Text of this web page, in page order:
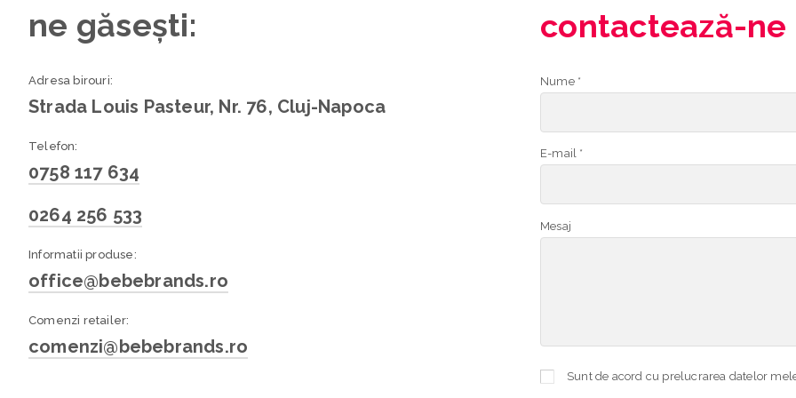
ne găsești:
Adresa birouri:
Strada Louis Pasteur, Nr. 76, Cluj-Napoca
Telefon:
0758 117 634
0264 256 533
Informatii produse:
office@bebebrands.ro
Comenzi retailer:
comenzi@bebebrands.ro
contactează-ne
Nume *
E-mail *
Mesaj